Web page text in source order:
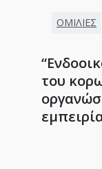
ΟΜΙΛΙΕΣ
του